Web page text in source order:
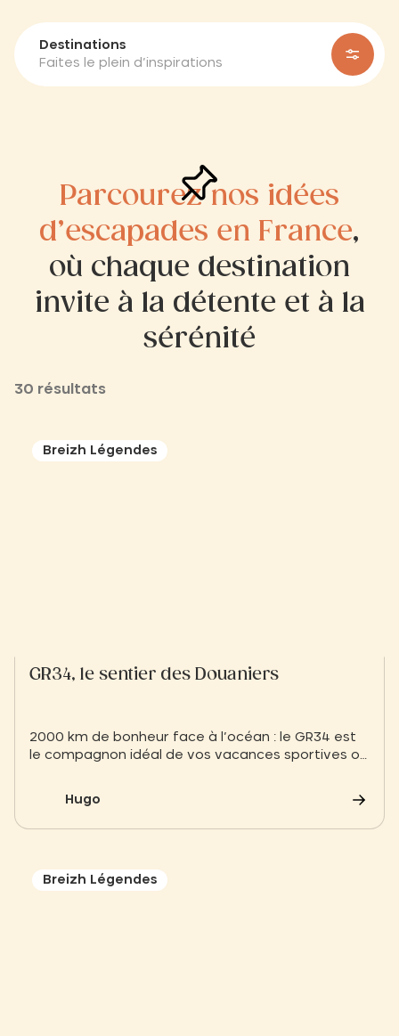
Destinations
Faites le plein d’inspirations
Parcourez nos idées
d’escapades en France,
où chaque destination
invite à la détente et à la
sérénité
30 résultats
Breizh Légendes
GR34, le sentier des Douaniers
2000 km de bonheur face à l’océan : le GR34 est
le compagnon idéal de vos vacances sportives ou
Finistère Nord. Bonne nouvelle : le sentier passe
juste devant le Slow Village !
Hugo
Breizh Légendes